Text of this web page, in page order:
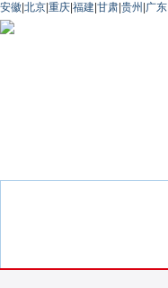
安徽 北京 重庆 福建 甘肃 贵州 广东